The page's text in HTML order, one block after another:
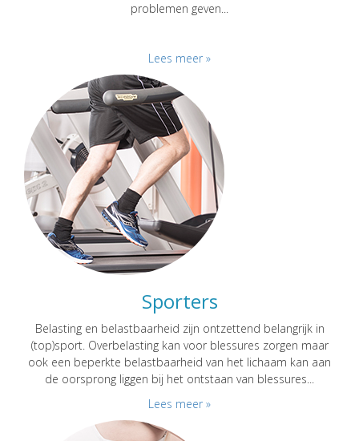
problemen geven...
Lees meer »
Sporters
Belasting en belastbaarheid zijn ontzettend belangrijk in
(top)sport. Overbelasting kan voor blessures zorgen maar
ook een beperkte belastbaarheid van het lichaam kan aan
de oorsprong liggen bij het ontstaan van blessures...
Lees meer »